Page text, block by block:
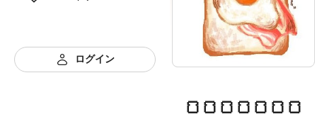
ログイン
🍞🍞🍞🍞🍞🍞🍞